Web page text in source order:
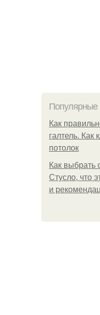
Популярные
Как
галтель. Как
потолок
Как выбрать
Стусло, что
и